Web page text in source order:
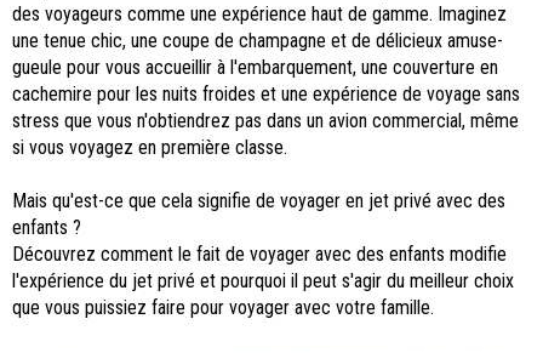
des voyageurs comme une expérience haut de gamme. Imaginez
une tenue chic, une coupe de champagne et de délicieux amuse-
gueule pour vous accueillir à l'embarquement, une couverture en
cachemire pour les nuits froides et une expérience de voyage sans
stress que vous n'obtiendrez pas dans un avion commercial, même
si vous voyagez en première classe.
Mais qu'est-ce que cela signifie de voyager en jet privé avec des
enfants ?
Découvrez comment le fait de voyager avec des enfants modifie
l'expérience du jet privé et pourquoi il peut s'agir du meilleur choix
que vous puissiez faire pour voyager avec votre famille.